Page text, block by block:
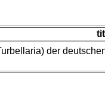
der